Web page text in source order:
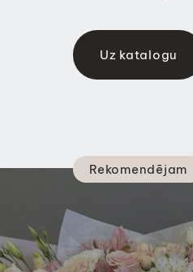
Uz katalogu
Rekomendējam